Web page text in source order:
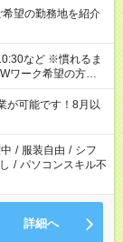
望の勤務地を紹介
など ※慣れるま
1つのお仕事の勤務
できません。
が可能です！8月以
/ 服装自由 / シフ
/ パソコンスキル不
詳細へ